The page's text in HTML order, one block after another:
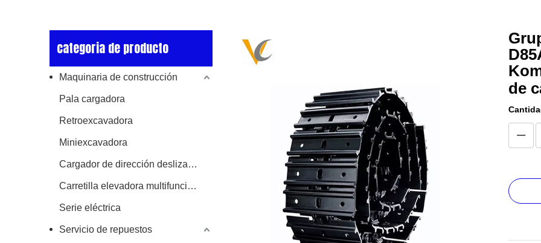
categoria de producto
Maquinaria de construcción
Pala cargadora
Retroexcavadora
Miniexcavadora
Cargador de dirección deslizante
Carretilla elevadora multifuncional
Serie eléctrica
Servicio de repuestos
de